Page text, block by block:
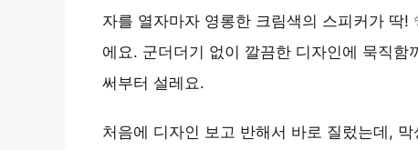
자를 열자마자 영롱한 크림색의 스피커가 딱!
에요. 군더더기 없이 깔끔한 디자인에 묵직
써부터 설레요.
처음에 디자인 보고 반해서 바로 질렀는데,